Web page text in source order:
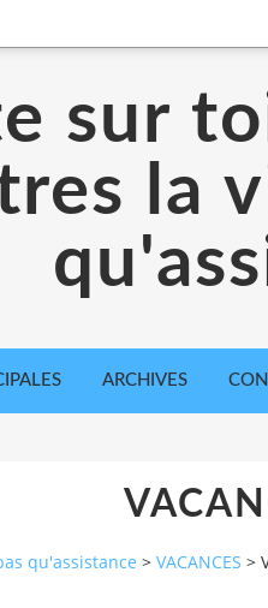
sur
la
ARCHIVES
qu'assistance > VACANCES >